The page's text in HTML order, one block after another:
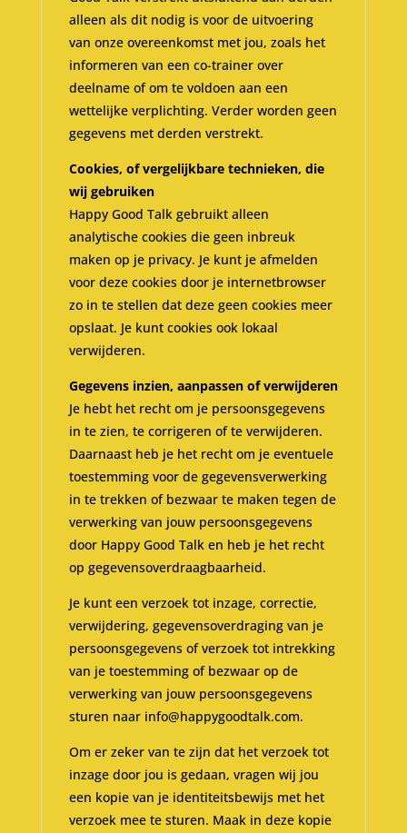
alleen als dit nodig is voor de uitvoering
van onze overeenkomst met jou, zoals het
informeren van een co-trainer over
deelname of om te voldoen aan een
wettelijke verplichting. Verder worden geen
gegevens met derden verstrekt.
Cookies, of vergelijkbare technieken, die
wij gebruiken
Happy Good Talk gebruikt alleen
analytische cookies die geen inbreuk
maken op je privacy. Je kunt je afmelden
voor deze cookies door je internetbrowser
zo in te stellen dat deze geen cookies meer
opslaat. Je kunt cookies ook lokaal
verwijderen.
Gegevens inzien, aanpassen of verwijderen
Je hebt het recht om je persoonsgegevens
in te zien, te corrigeren of te verwijderen.
Daarnaast heb je het recht om je eventuele
toestemming voor de gegevensverwerking
in te trekken of bezwaar te maken tegen de
verwerking van jouw persoonsgegevens
door Happy Good Talk en heb je het recht
op gegevensoverdraagbaarheid.
Je kunt een verzoek tot inzage, correctie,
verwijdering, gegevensoverdraging van je
persoonsgegevens of verzoek tot intrekking
van je toestemming of bezwaar op de
verwerking van jouw persoonsgegevens
sturen naar info@happygoodtalk.com.
Om er zeker van te zijn dat het verzoek tot
inzage door jou is gedaan, vragen wij jou
een kopie van je identiteitsbewijs met het
verzoek mee te sturen. Maak in deze kopie